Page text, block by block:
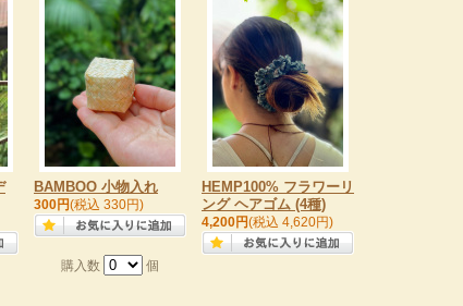
BAMBOO 小物入れ
300円(税込 330円)
購入数 個
HEMP100% フラワーリ
ング ヘアゴム (4種)
4,200円(税込 4,620円)